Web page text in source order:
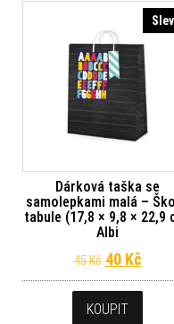
Dárková taška se
samolepkami malá –
tabule (17,8 × 9,8 × 22,9
Albi
45Kč Původní
40 Kč
KOUPIT